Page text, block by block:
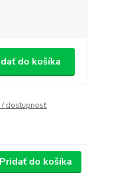
do košíka
/ dostupnosť
Pridať do košíka